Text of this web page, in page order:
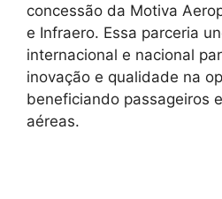
concessão da Motiva
e Infraero. Essa parceria
internacional e nacional
inovação e qualidade na
beneficiando passageiros
aéreas.